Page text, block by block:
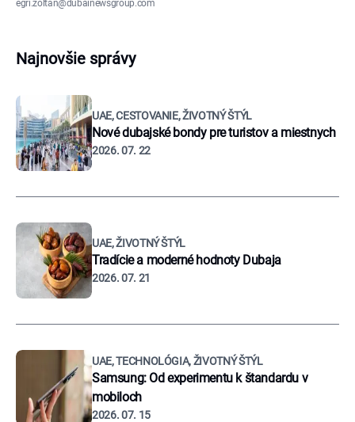
egri.zoltan@dubainewsgroup.com
Najnovšie správy
UAE, CESTOVANIE, ŽIVOTNÝ ŠTÝL
Nové dubajské bondy pre turistov a miestnych
2026. 07. 22
UAE, ŽIVOTNÝ ŠTÝL
Tradície a moderné hodnoty Dubaja
2026. 07. 21
UAE, TECHNOLÓGIA, ŽIVOTNÝ ŠTÝL
Samsung: Od experimentu k štandardu v
mobiloch
2026. 07. 15